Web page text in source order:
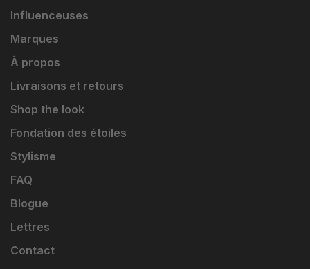
Influenceuses
Marques
À propos
Livraisons et retours
Shop the look
Fondation des étoiles
Stylisme
FAQ
Blogue
Lettres
Contact